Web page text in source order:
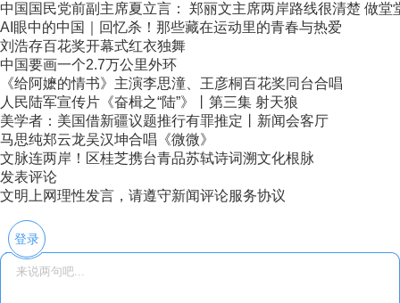
中国国民党前副主席夏立言： 郑丽文主席两岸路线很清楚 做堂
AI眼中的中国｜回忆杀！那些藏在运动里的青春与热爱
刘浩存百花奖开幕式红衣独舞
中国要画一个2.7万公里外环
《给阿嬷的情书》主演李思潼、王彦桐百花奖同台合唱
人民陆军宣传片《奋楫之“陆”》丨第三集 射天狼
美学者：美国借新疆议题推行有罪推定丨新闻会客厅
马思纯郑云龙吴汉坤合唱《微微》
文脉连两岸！区桂芝携台青品苏轼诗词溯文化根脉
发表评论
文明上网理性发言，请遵守新闻评论服务协议
登录